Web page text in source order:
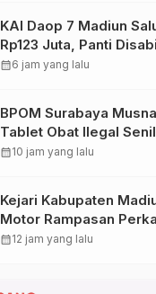
KAI Daop 7 Madiun
Rp123 Juta, Panti
Reog Ponorogo Dapat
calendar_month6 jam yang lalu
BPOM Surabaya
Tablet Obat Ilegal
Cegah
calendar_month10 jam yang lalu
Kejari Kabupaten
Motor Rampasan
Penawaran Dibuka 11
calendar_month12 jam yang lalu